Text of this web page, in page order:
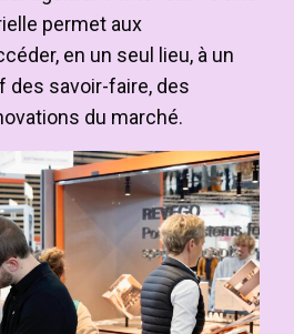
permet aux
en un seul lieu, à un
des savoir-faire, des
du marché.